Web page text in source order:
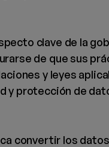
clave de la
de que sus
y leyes
y protección de
convertir los